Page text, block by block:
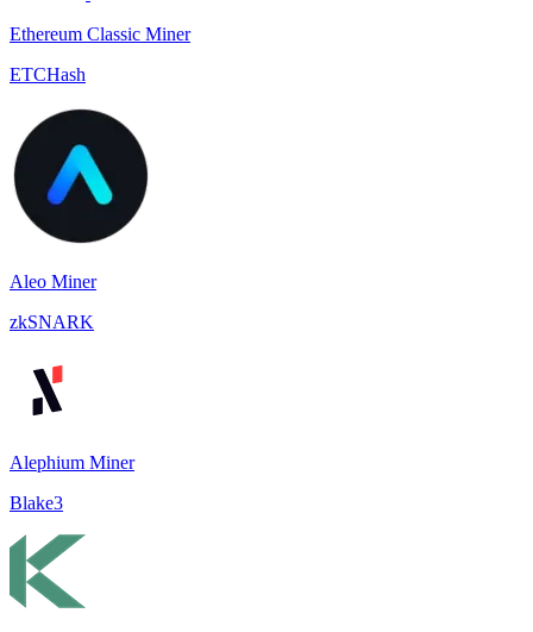
Ethereum Classic Miner
ETCHash
Aleo Miner
zkSNARK
Alephium Miner
Blake3